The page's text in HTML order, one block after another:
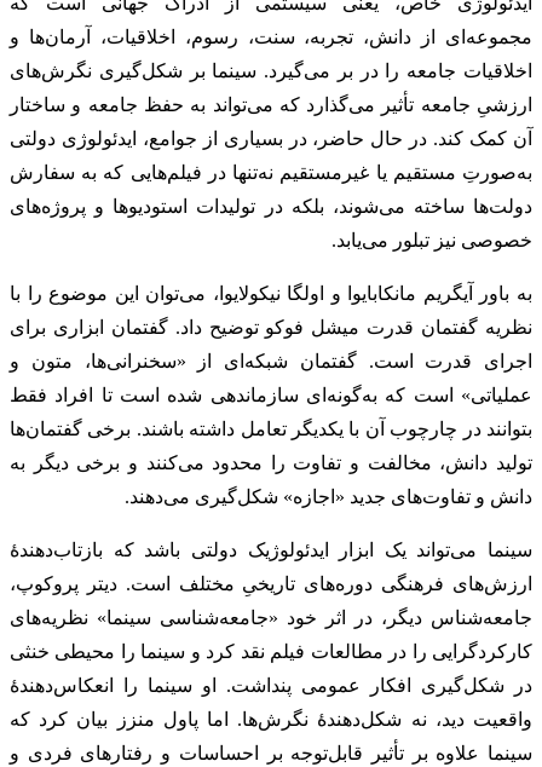
مجموعه‌ای از دانش، تجربه، سنت، رسوم، اخلاقیات، آرمان‌ها و
اخلاقیات جامعه را در بر می‌گیرد. سینما بر شکل‌گیری نگرش‌های
ارزشیِ جامعه تأثیر می‌گذارد که می‌تواند به حفظ جامعه و ساختار
آن کمک کند. در حال حاضر، در بسیاری از جوامع، ایدئولوژی دولتی
به‌صورتِ مستقیم یا غیرمستقیم نه‌تنها در فیلم‌هایی که به سفارش
دولت‌ها ساخته می‌شوند، بلکه در تولیدات استودیوها و پروژه‌های
خصوصی نیز تبلور می‌یابد.
به باور آیگریم مانکابایوا و اولگا نیکولایوا، می‌توان این موضوع را با
نظریه گفتمان قدرت میشل فوکو توضیح داد. گفتمان ابزاری برای
اجرای قدرت است. گفتمان شبکه‌ای از «سخنرانی‌ها، متون و
عملیاتی» است که به‌گونه‌ای سازماندهی شده است تا افراد فقط
بتوانند در چارچوب آن با یکدیگر تعامل داشته باشند. برخی گفتمان‌ها
تولید دانش، مخالفت و تفاوت را محدود می‌کنند و برخی دیگر به
دانش و تفاوت‌های جدید «اجازه» شکل‌گیری می‌دهند.
سینما می‌تواند یک ابزار ایدئولوژیک دولتی باشد که بازتاب‌دهندۀ
ارزش‌های فرهنگی دوره‌های تاریخیِ مختلف است. دیتر پروکوپ،
جامعه‌شناس دیگر، در اثر خود «جامعه‌شناسی سینما» نظریه‌های
کارکردگرایی را در مطالعات فیلم نقد کرد و سینما را محیطی خنثی
در شکل‌گیری افکار عمومی پنداشت. او سینما را انعکاس‌دهندۀ
واقعیت دید، نه شکل‌دهندۀ نگرش‌ها. اما پاول منزز بیان کرد که
سینما علاوه بر تأثیر قابل‌توجه بر احساسات و رفتارهای فردی و